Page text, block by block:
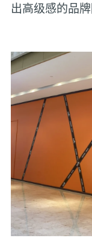
出高级感的品牌